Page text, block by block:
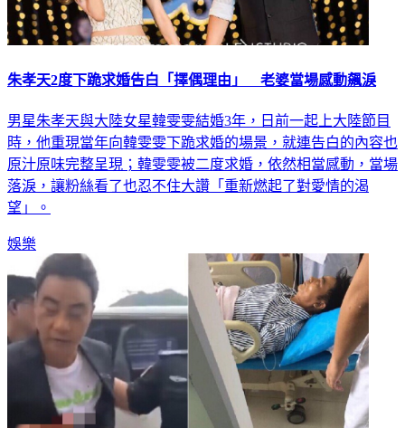
朱孝天2度下跪求婚告白「擇偶理由」 老婆當場感動飆淚
男星朱孝天與大陸女星韓雯雯結婚3年，日前一起上大陸節目
時，他重現當年向韓雯雯下跪求婚的場景，就連告白的內容也
原汁原味完整呈現；韓雯雯被二度求婚，依然相當感動，當場
落淚，讓粉絲看了也忍不住大讚「重新燃起了對愛情的渴
望」。
娛樂